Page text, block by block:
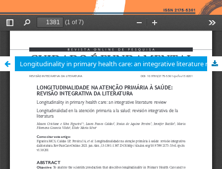
Longitudinality in primary health care: an integrative literature review / Longitudinalidade na atenção primária à saúde: revisão integrativa da literatura